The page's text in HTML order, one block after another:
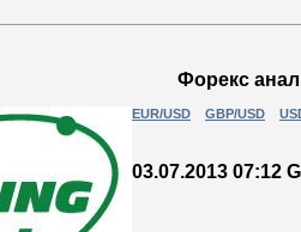
Форекс
EUR/USD GBP/USD
03.07.2013 07:12